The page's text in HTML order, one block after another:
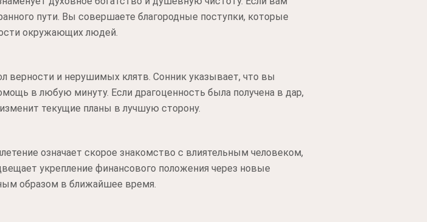
пути. Вы совершаете благородные поступки, которые
окружающих людей.
верности и нерушимых клятв. Сонник указывает, что вы
в любую минуту. Если драгоценность была получена в дар,
текущие планы в лучшую сторону.
означает скорое знакомство с влиятельным человеком,
укрепление финансового положения через новые
образом в ближайшее время.